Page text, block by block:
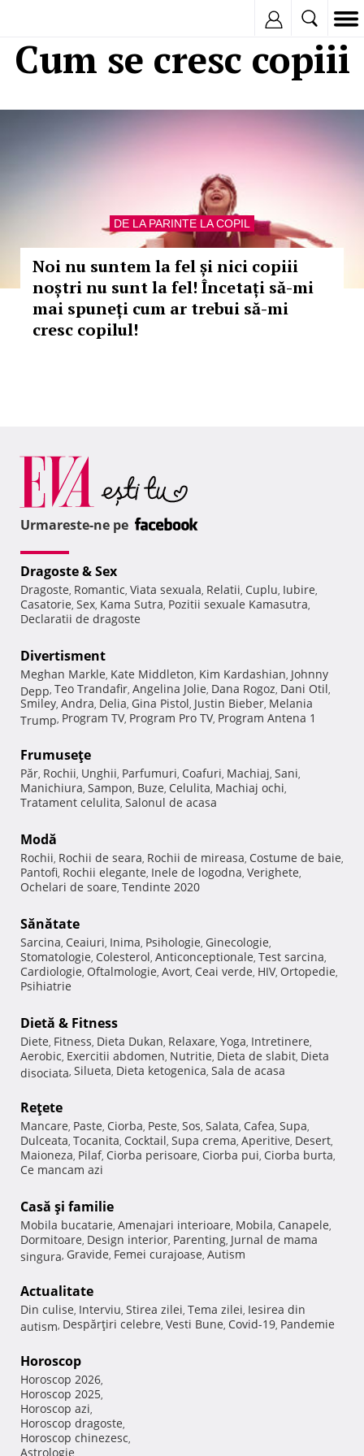
Cum se cresc copiii
DE LA PARINTE LA COPIL
Noi nu suntem la fel și nici copiii
noștri nu sunt la fel! Încetați să-mi
mai spuneți cum ar trebui să-mi
cresc copilul!
Urmareste-ne pe
Dragoste & Sex
Dragoste, Romantic, Viata sexuala, Relatii, Cuplu, Iubire,
Casatorie, Sex, Kama Sutra, Pozitii sexuale Kamasutra,
Declaratii de dragoste
Divertisment
Meghan Markle, Kate Middleton, Kim Kardashian, Johnny
Depp, Teo Trandafir, Angelina Jolie, Dana Rogoz, Dani Otil,
Smiley, Andra, Delia, Gina Pistol, Justin Bieber, Melania
Trump, Program TV, Program Pro TV, Program Antena 1
Frumuseţe
Păr, Rochii, Unghii, Parfumuri, Coafuri, Machiaj, Sani,
Manichiura, Sampon, Buze, Celulita, Machiaj ochi,
Tratament celulita, Salonul de acasa
Modă
Rochii, Rochii de seara, Rochii de mireasa, Costume de baie,
Pantofi, Rochii elegante, Inele de logodna, Verighete,
Ochelari de soare, Tendinte 2020
Sănătate
Sarcina, Ceaiuri, Inima, Psihologie, Ginecologie,
Stomatologie, Colesterol, Anticonceptionale, Test sarcina,
Cardiologie, Oftalmologie, Avort, Ceai verde, HIV, Ortopedie,
Psihiatrie
Dietă & Fitness
Diete, Fitness, Dieta Dukan, Relaxare, Yoga, Intretinere,
Aerobic, Exercitii abdomen, Nutritie, Dieta de slabit, Dieta
disociata, Silueta, Dieta ketogenica, Sala de acasa
Reţete
Mancare, Paste, Ciorba, Peste, Sos, Salata, Cafea, Supa,
Dulceata, Tocanita, Cocktail, Supa crema, Aperitive, Desert,
Maioneza, Pilaf, Ciorba perisoare, Ciorba pui, Ciorba burta,
Ce mancam azi
Casă şi familie
Mobila bucatarie, Amenajari interioare, Mobila, Canapele,
Dormitoare, Design interior, Parenting, Jurnal de mama
singura, Gravide, Femei curajoase, Autism
Actualitate
Din culise, Interviu, Stirea zilei, Tema zilei, Iesirea din
autism, Despărţiri celebre, Vesti Bune, Covid-19, Pandemie
Horoscop
Horoscop 2026,
Horoscop 2025,
Horoscop azi,
Horoscop dragoste,
Horoscop chinezesc,
Astrologie